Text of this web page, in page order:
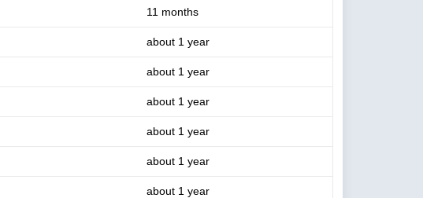
11 months
about 1 year
about 1 year
about 1 year
about 1 year
about 1 year
about 1 year